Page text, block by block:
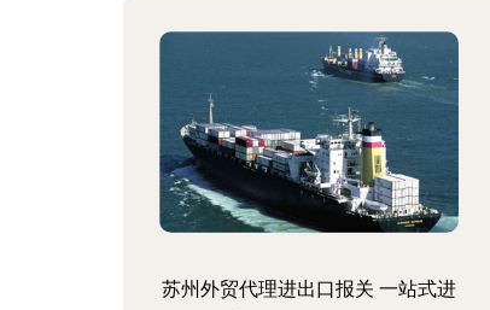
苏州外贸代理进出口报关 一站式进